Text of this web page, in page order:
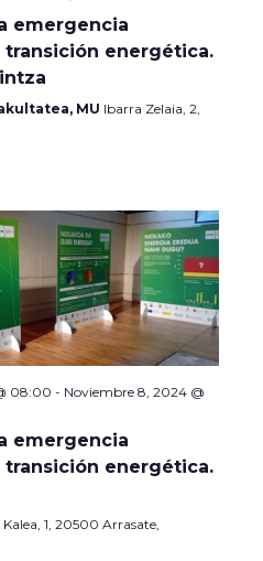
emergencia
energética.
MU Ibarra Zelaia, 2,
08:00 - Noviembre 8, 2024 @
emergencia
energética.
1, 20500 Arrasate,